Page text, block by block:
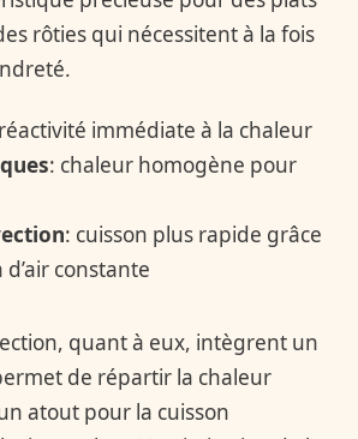
rôties qui nécessitent à la fois
immédiate à la chaleur
: chaleur homogène pour
: cuisson plus rapide grâce
constante
quant à eux, intègrent un
de répartir la chaleur
atout pour la cuisson